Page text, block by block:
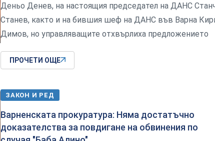
Деньо Денев, на настоящия председател на ДАНС
Станев, както и на бившия шеф на ДАНС във Варна
Димов, но управляващите отхвърлиха предложението
ПРОЧЕТИ ОЩЕ
ЗАКОН И РЕД
Варненската прокуратура: Няма достатъчно
доказателства за повдигане на обвинения по